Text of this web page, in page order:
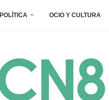
POLÍTICA OCIO Y CULTURA